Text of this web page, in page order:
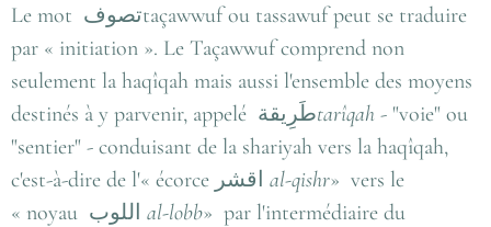
Le mot تصوفtaçawwuf ou tassawuf peut se traduire
par « initiation ». Le Taçawwuf comprend non
seulement la haqîqah mais aussi l'ensemble des moyens
destinés à y parvenir, appelé طَرِيقةtarîqah - "voie" ou
"sentier" - conduisant de la shariyah vers la haqîqah,
c'est-à-dire de l'« écorce اقشر al-qishr» vers le
« noyau
al-lobb» par l'intermédiaire du